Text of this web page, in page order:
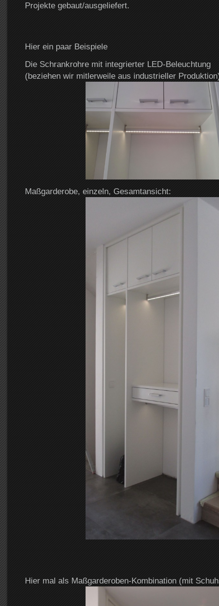
Projekte gebaut/ausgeliefert.
Hier ein paar Beispiele
Die Schrankrohre mit integrierter LED-Beleuchtung
(beziehen wir mitlerweile aus industrieller
Maßgarderobe, einzeln, Gesamtansicht:
Hier mal als Maßgarderoben-Kombination (mit